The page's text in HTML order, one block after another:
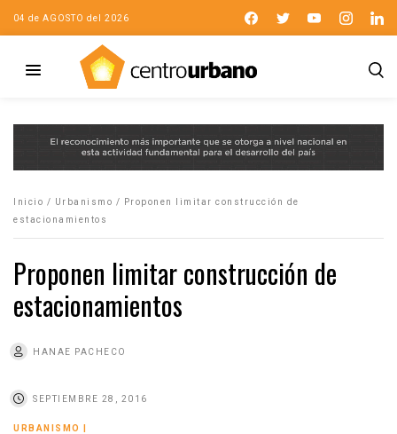
04 de AGOSTO del 2026
Inicio / Urbanismo /
Proponen limitar construcción de
estacionamientos
Proponen limitar construcción de
estacionamientos
HANAE PACHECO
SEPTIEMBRE 28, 2016
URBANISMO